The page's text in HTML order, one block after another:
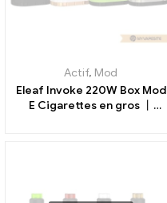
Actif, Mod
Eleaf Invoke 220W Box Mod
E Cigarettes en gros 丨